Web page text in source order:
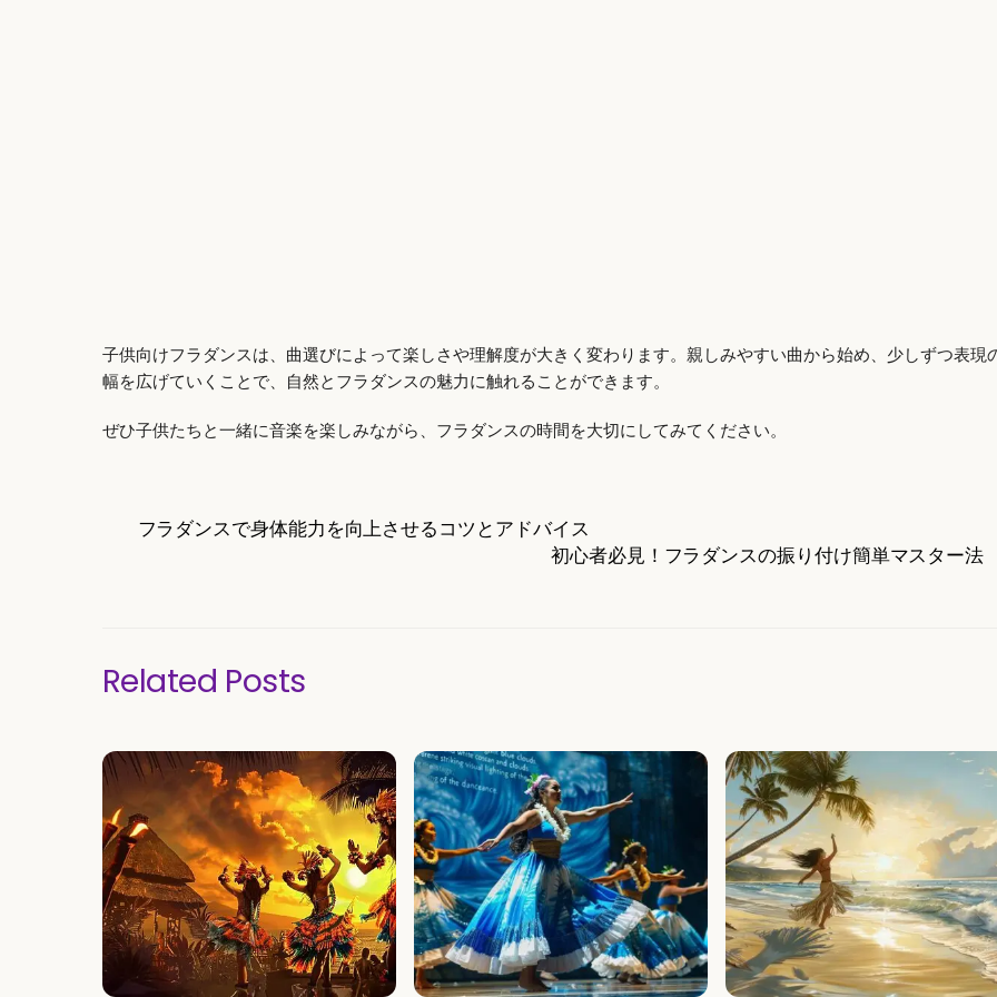
子供向けフラダンスは、曲選びによって楽しさや理解度が大きく変わります。親しみやすい曲から始め、少しずつ表現
幅を広げていくことで、自然とフラダンスの魅力に触れることができます。
ぜひ子供たちと一緒に音楽を楽しみながら、フラダンスの時間を大切にしてみてください。
フラダンスで身体能力を向上させるコツとアドバイス
初心者必見！フラダンスの振り付け簡単マスター法
Related Posts